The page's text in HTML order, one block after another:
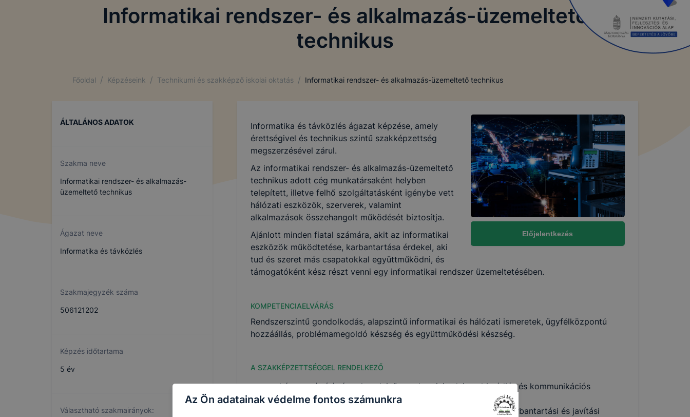
Informatikai rendszer- és alkalmazás-üzemeltető
technikus
Főoldal / Képzéseink / Technikumi és szakképző iskolai oktatás / Informatikai rendszer- és alkalmazás-üzemeltető technikus
ÁLTALÁNOS ADATOK
Szakma neve
Informatikai rendszer- és alkalmazás-
üzemeltető technikus
Ágazat neve
Informatika és távközlés
Szakmajegyzék száma
506121202
Képzés időtartama
5 év
Választható szakmairányok:
Előjelentkezés
Informatika és távközlés ágazat képzése, amely
érettségivel és technikus szintű szakképzettség
megszerzésével zárul.
Az informatikai rendszer- és alkalmazás-üzemeltető
technikus adott cég munkatársaként helyben
telepített, illetve felhő szolgáltatásként igénybe vett
hálózati eszközök, szerverek, valamint
alkalmazások összehangolt működését biztosítja.
Ajánlott minden fiatal számára, akit az informatikai
eszközök működtetése, karbantartása érdekel, aki
tud és szeret más csapatokkal együttműködni, és
támogatóként kész részt venni egy informatikai rendszer üzemeltetésében.
KOMPETENCIAELVÁRÁS
Rendszerszintű gondolkodás, alapszintű informatikai és hálózati ismeretek, ügyfélközpontú
hozzáállás, problémamegoldó készség és együttműködési készség.
A SZAKKÉPZETTSÉGGEL RENDELKEZŐ
képes számítógépet kezelni, üzemeltetni, irodai, multimédiás és kommunikációs
alkalmazásokat telepíteni, karbantartani és használni;
elvégzi a számítógépek és perifériáik hardveres szerelési, karbantartási és javítási
Az Ön adatainak védelme fontos számunkra